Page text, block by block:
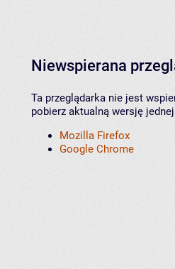
Niewspierana
Ta przeglądarka nie jest
pobierz aktualną wersję
Mozilla Firefox
Google Chrome